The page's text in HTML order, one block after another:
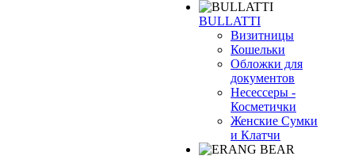
BULLATTI
Визитницы
Кошельки
Обложки для
документов
Несессеры -
Косметички
Женские Сумки
и Клатчи